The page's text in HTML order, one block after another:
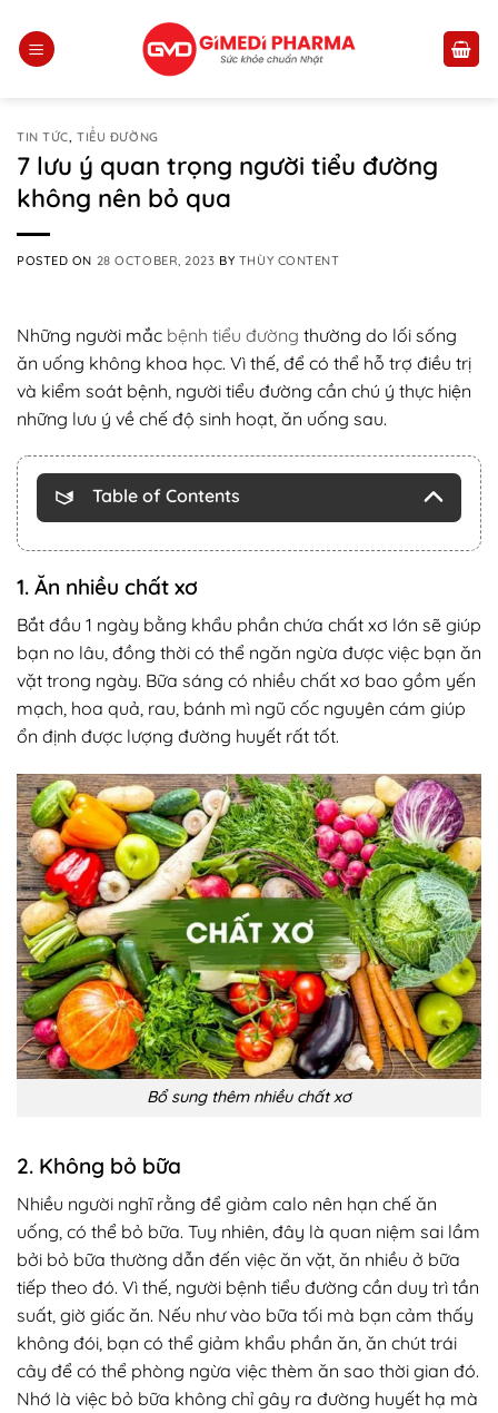
content
TIN TỨC,TIỂU ĐƯỜNG
7 lưu ý quan trọng người tiểu đường
không nên bỏ qua
POSTED ON 28 OCTOBER, 2023 BY THÙY CONTENT
Những người mắc bệnh tiểu đường thường do lối sống
ăn uống không khoa học. Vì thế, để có thể hỗ trợ điều trị
và kiểm soát bệnh, người tiểu đường cần chú ý thực hiện
những lưu ý về chế độ sinh hoạt, ăn uống sau.
Table of Contents
1. Ăn nhiều chất xơ
Bắt đầu 1 ngày bằng khẩu phần chứa chất xơ lớn sẽ giúp
bạn no lâu, đồng thời có thể ngăn ngừa được việc bạn ăn
vặt trong ngày. Bữa sáng có nhiều chất xơ bao gồm yến
mạch, hoa quả, rau, bánh mì ngũ cốc nguyên cám giúp
ổn định được lượng đường huyết rất tốt.
Bổ sung thêm nhiều chất xơ
2. Không bỏ bữa
Nhiều người nghĩ rằng để giảm calo nên hạn chế ăn
uống, có thể bỏ bữa. Tuy nhiên, đây là quan niệm sai lầm
bởi bỏ bữa thường dẫn đến việc ăn vặt, ăn nhiều ở bữa
tiếp theo đó. Vì thế, người bệnh tiểu đường cần duy trì tần
suất, giờ giấc ăn. Nếu như vào bữa tối mà bạn cảm thấy
không đói, bạn có thể giảm khẩu phần ăn, ăn chút trái
cây để có thể phòng ngừa việc thèm ăn sao thời gian đó.
Nhớ là việc bỏ bữa không chỉ gây ra đường huyết hạ mà